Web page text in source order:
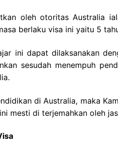
oleh otoritas Australia
berlaku visa ini yaitu 5
ini dapat dilaksanakan
sesudah menempuh
di Australia, maka
mesti di terjemahkan oleh